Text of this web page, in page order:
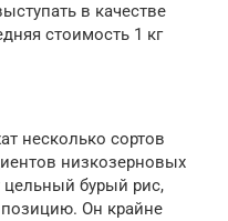
в качестве
стоимость 1 кг
несколько сортов
низкозерновых
цельный бурый рис,
Он крайне